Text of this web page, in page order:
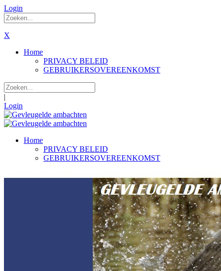
Login
X
Home
PRIVACY BELEID
GEBRUIKERSOVEREENKOMST
|
Login
Home
PRIVACY BELEID
GEBRUIKERSOVEREENKOMST